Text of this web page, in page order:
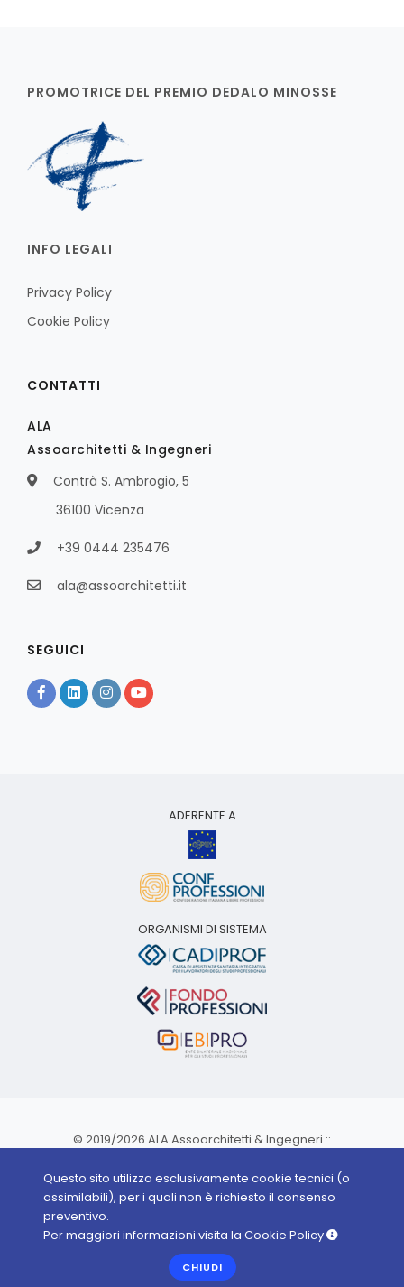
Questo sito utilizza esclusivamente cookie tecnici (o
assimilabili), per i quali non è richiesto il consenso
preventivo.
Per maggiori informazioni visita la Cookie Policy
CHIUDI
PROMOTRICE DEL PREMIO DEDALO MINOSSE
INFO LEGALI
Privacy Policy
Cookie Policy
CONTATTI
ALA
Assoarchitetti & Ingegneri
Contrà S. Ambrogio, 5
36100 Vicenza
+39 0444 235476
ala@assoarchitetti.it
SEGUICI
ADERENTE A
ORGANISMI DI SISTEMA
© 2019/2026 ALA Assoarchitetti & Ingegneri ::
Sede legale:
Tutti i diritti riservati